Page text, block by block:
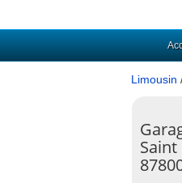
Limousin